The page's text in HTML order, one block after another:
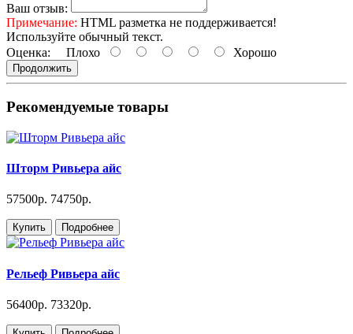
Ваш отзыв:
Примечание: HTML разметка не поддерживается!
Используйте обычный текст.
Оценка: Плохо Хорошо
Продолжить
Рекомендуемые товары
Шторм Ривьера айс
57500р. 74750р.
Купить Подробнее
Рельеф Ривьера айс
56400р. 73320р.